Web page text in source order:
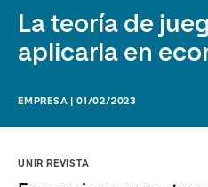
La teoría de
aplicarla en
EMPRESA | 01/02/2023
UNIR REVISTA